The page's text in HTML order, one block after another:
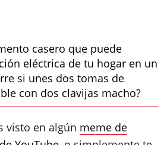
casero que puede
eléctrica de tu hogar en un
si unes dos tomas de
con dos clavijas macho?
visto en algún meme de